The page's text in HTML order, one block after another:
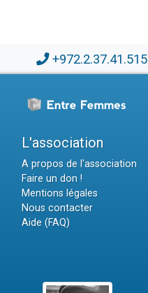
+972.2.37.41.515
L'association
A propos de l'association
Faire un don !
Mentions légales
Nous contacter
Aide (FAQ)